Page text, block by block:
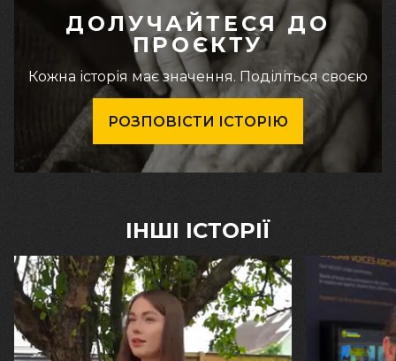
ДОЛУЧАЙТЕСЯ ДО
ПРОЄКТУ
Кожна історія має значення. Поділіться своєю
РОЗПОВІСТИ ІСТОРІЮ
ІНШІ ІСТОРІЇ